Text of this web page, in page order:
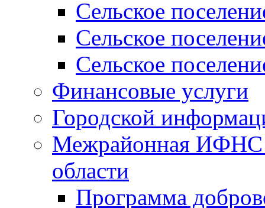
Сельское
Сельское
Сельское
Финансовые услуги
Городской
Межрайонная ИФНС
области
Программа